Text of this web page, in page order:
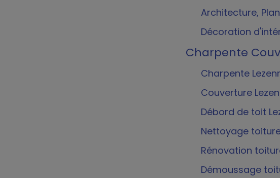
Architecture,
Décoration
Charpente
Charpente
Couverture
Débord de toit
Nettoyage
Rénovation
Démoussage